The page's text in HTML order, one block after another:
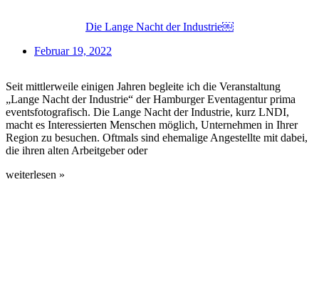
Die Lange Nacht der Industrie￼
Februar 19, 2022
Seit mittlerweile einigen Jahren begleite ich die Veranstaltung
„Lange Nacht der Industrie“ der Hamburger Eventagentur prima
eventsfotografisch. Die Lange Nacht der Industrie, kurz LNDI,
macht es Interessierten Menschen möglich, Unternehmen in Ihrer
Region zu besuchen. Oftmals sind ehemalige Angestellte mit dabei,
die ihren alten Arbeitgeber oder
weiterlesen »